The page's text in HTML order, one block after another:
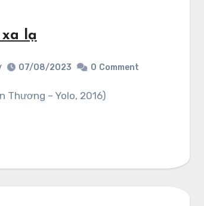
lạ
07/08/2023 0 Comment
Thương – Yolo, 2016)